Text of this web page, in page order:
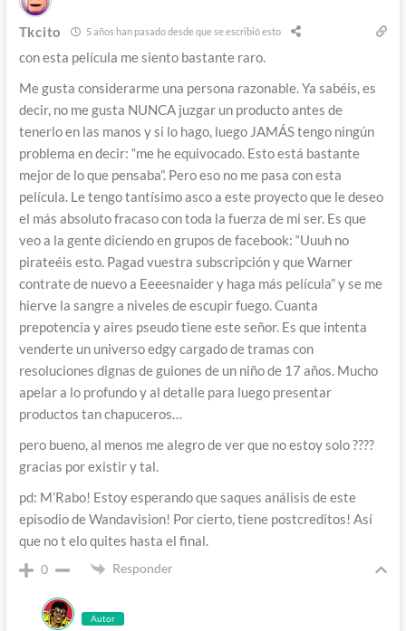
Tkcito 5 años han pasado desde que se escribió esto
con esta película me siento bastante raro.
Me gusta considerarme una persona razonable. Ya sabéis, es
decir, no me gusta NUNCA juzgar un producto antes de
tenerlo en las manos y si lo hago, luego JAMÁS tengo ningún
problema en decir: “me he equivocado. Esto está bastante
mejor de lo que pensaba”. Pero eso no me pasa con esta
película. Le tengo tantísimo asco a este proyecto que le deseo
el más absoluto fracaso con toda la fuerza de mi ser. Es que
veo a la gente diciendo en grupos de facebook: “Uuuh no
pirateéis esto. Pagad vuestra subscripción y que Warner
contrate de nuevo a Eeeesnaider y haga más película” y se me
hierve la sangre a niveles de escupir fuego. Cuanta
prepotencia y aires pseudo tiene este señor. Es que intenta
venderte un universo edgy cargado de tramas con
resoluciones dignas de guiones de un niño de 17 años. Mucho
apelar a lo profundo y al detalle para luego presentar
productos tan chapuceros…
pero bueno, al menos me alegro de ver que no estoy solo ????
gracias por existir y tal.
pd: M’Rabo! Estoy esperando que saques análisis de este
episodio de Wandavision! Por cierto, tiene postcreditos! Así
que no t elo quites hasta el final.
0 Responder
Autor